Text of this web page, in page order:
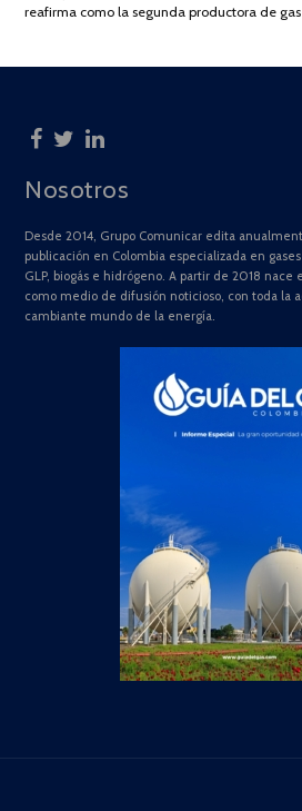
reafirma como la segunda productora de gas
Nosotros
Desde 2014, Grupo Comunicar edita
publicación en Colombia especializada en
GLP, biogás e hidrógeno. A partir de 2018 nace
como medio de difusión noticioso, con toda la
cambiante mundo de la energía.